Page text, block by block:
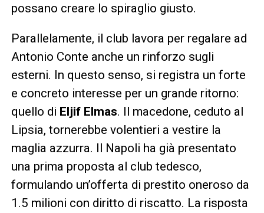
possano creare lo spiraglio giusto.
Parallelamente, il club lavora per regalare ad
Antonio Conte anche un rinforzo sugli
esterni. In questo senso, si registra un forte
e concreto interesse per un grande ritorno:
quello di Eljif Elmas. Il macedone, ceduto al
Lipsia, tornerebbe volentieri a vestire la
maglia azzurra. Il Napoli ha già presentato
una prima proposta al club tedesco,
formulando un’offerta di prestito oneroso da
1.5 milioni con diritto di riscatto. La risposta